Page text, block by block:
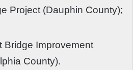
Project (Dauphin County);
Bridge Improvement
County).